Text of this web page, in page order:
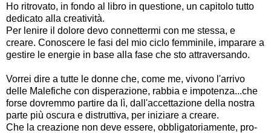
Ho ritrovato, in fondo al libro in questione, un capitolo tutto
dedicato alla creatività.
Per lenire il dolore devo connettermi con me stessa, e
creare. Conoscere le fasi del mio ciclo femminile, imparare a
gestire le energie in base alla fase che sto attraversando.
Vorrei dire a tutte le donne che, come me, vivono l'arrivo
delle Malefiche con disperazione, rabbia e impotenza...che
forse dovremmo partire da lì, dall'accettazione della nostra
parte più oscura e distruttiva, per iniziare a creare.
Che la creazione non deve essere, obbligatoriamente, pro-